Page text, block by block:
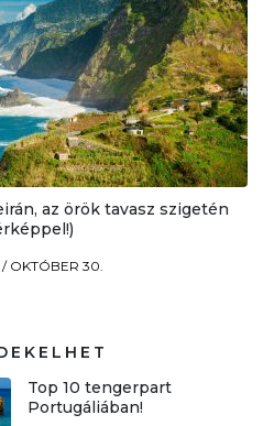
az örök tavasz szigetén
/ OKTÓBER 30.
Top 10 tengerpart
Portugáliában!